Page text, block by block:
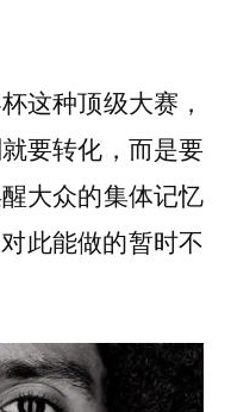
这种顶级大赛，
要转化，而是要
大众的集体记忆
此能做的暂时不